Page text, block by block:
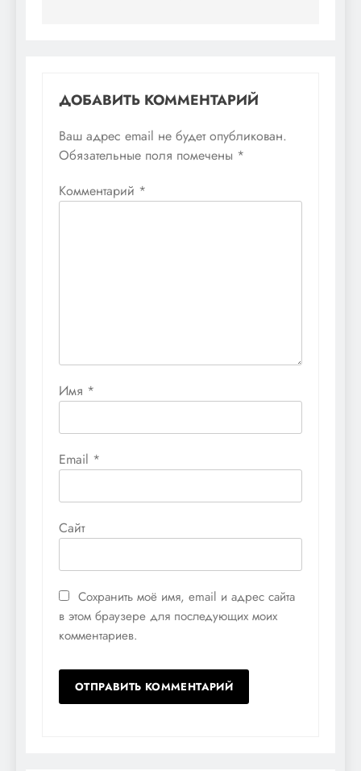
ДОБАВИТЬ КОММЕНТАРИЙ
Ваш адрес email не будет опубликован.
Обязательные поля помечены *
Комментарий *
Имя *
Email *
Сайт
Сохранить моё имя, email и адрес сайта
в этом браузере для последующих моих
комментариев.